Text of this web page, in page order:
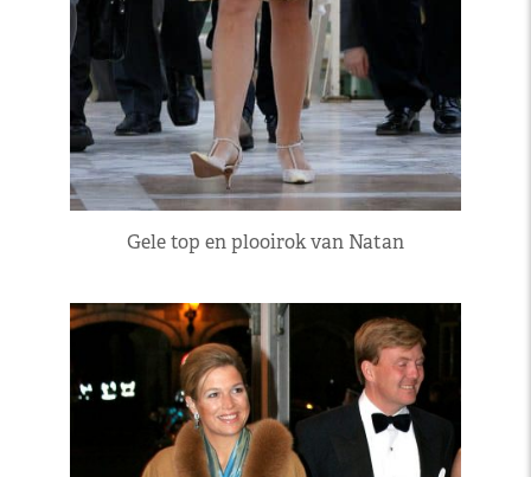
Gele top en plooirok van Natan